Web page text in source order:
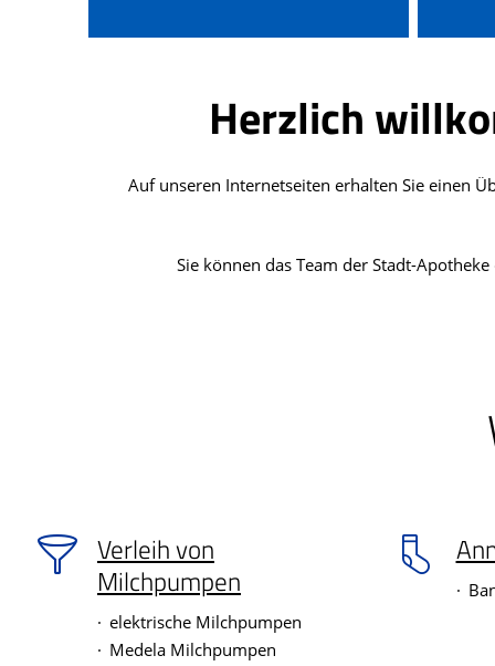
Herzlich
Auf unseren Internetseiten erhalten Sie einen
Sie können das Team der Stadt-
Verleih von
Milchpumpen
elektrische Milchpumpen
Medela Milchpumpen